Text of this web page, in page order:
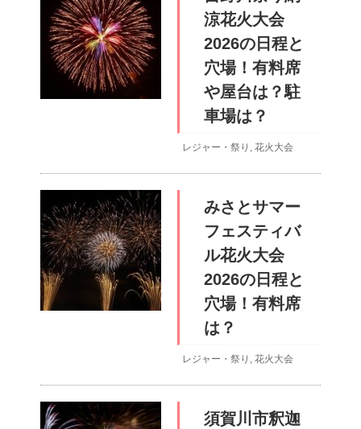
涼花火大会
2026の日程と
穴場！有料席
や屋台は？駐
車場は？
レジャー・祭り , 花火大会
みさとサマー
フェスティバ
ル花火大会
2026の日程と
穴場！有料席
は？
レジャー・祭り , 花火大会
須賀川市釈迦